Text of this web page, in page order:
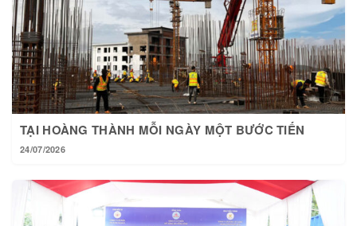
TẠI HOÀNG THÀNH MỖI NGÀY MỘT BƯỚC TIẾN
24/07/2026